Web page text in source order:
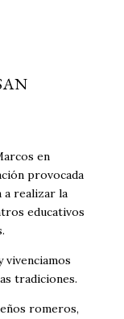
en
provocada
a realizar la
educativos
vivenciamos
tradiciones.
romeros,